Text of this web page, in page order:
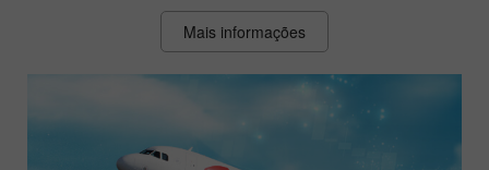
Mais informações